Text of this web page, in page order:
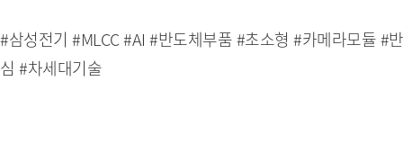
#삼성전기 #MLCC #AI #반도체부품 #초소형 #카메라모듈
심 #차세대기술